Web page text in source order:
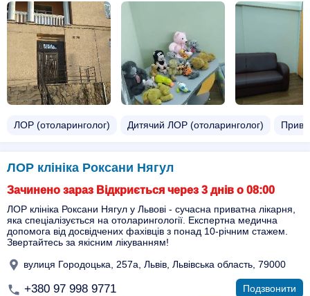
ЛОР (отоларинголог) Дитячий ЛОР (отоларинголог)
ЛОР клініка Роксани Нягул
Зачинено зараз Відкриється через 3 днів о 08:00
ЛОР клініка Роксани Нягул у Львові - сучасна приватна лікарня,
яка спеціалізується на отоларингології. Експертна медична
допомога від досвідчених фахівців з понад 10-річним стажем.
Звертайтесь за якісним лікуванням!
вулиця Городоцька, 257а, Львів, Львівська область, 79000
+380 97 998 9771 Подзвонити